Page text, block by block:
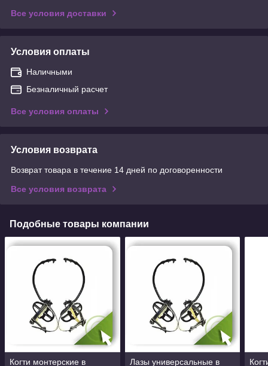
Все условия доставки
Условия оплаты
Наличными
Безналичный расчет
Все условия оплаты
Условия возврата
Возврат товара в течение 14 дней по договоренности
Все условия возврата
Подобные товары компании
Когти монтерские в
Лазы универсальные в